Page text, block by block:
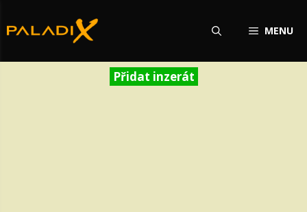
na
MENU
Přidat inzerát